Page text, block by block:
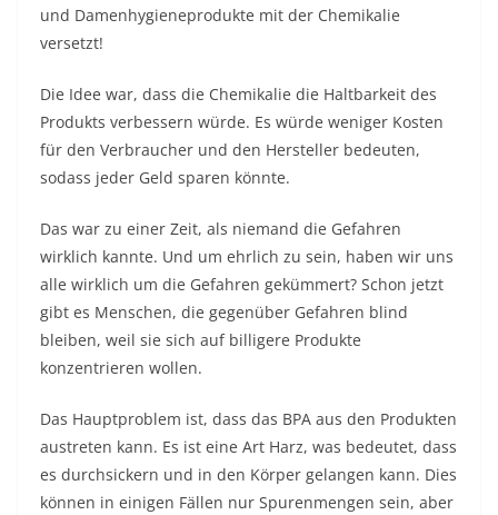
und Damenhygieneprodukte mit der Chemikalie
versetzt!
Die Idee war, dass die Chemikalie die Haltbarkeit des
Produkts verbessern würde. Es würde weniger Kosten
für den Verbraucher und den Hersteller bedeuten,
sodass jeder Geld sparen könnte.
Das war zu einer Zeit, als niemand die Gefahren
wirklich kannte. Und um ehrlich zu sein, haben wir uns
alle wirklich um die Gefahren gekümmert? Schon jetzt
gibt es Menschen, die gegenüber Gefahren blind
bleiben, weil sie sich auf billigere Produkte
konzentrieren wollen.
Das Hauptproblem ist, dass das BPA aus den Produkten
austreten kann. Es ist eine Art Harz, was bedeutet, dass
es durchsickern und in den Körper gelangen kann. Dies
können in einigen Fällen nur Spurenmengen sein, aber